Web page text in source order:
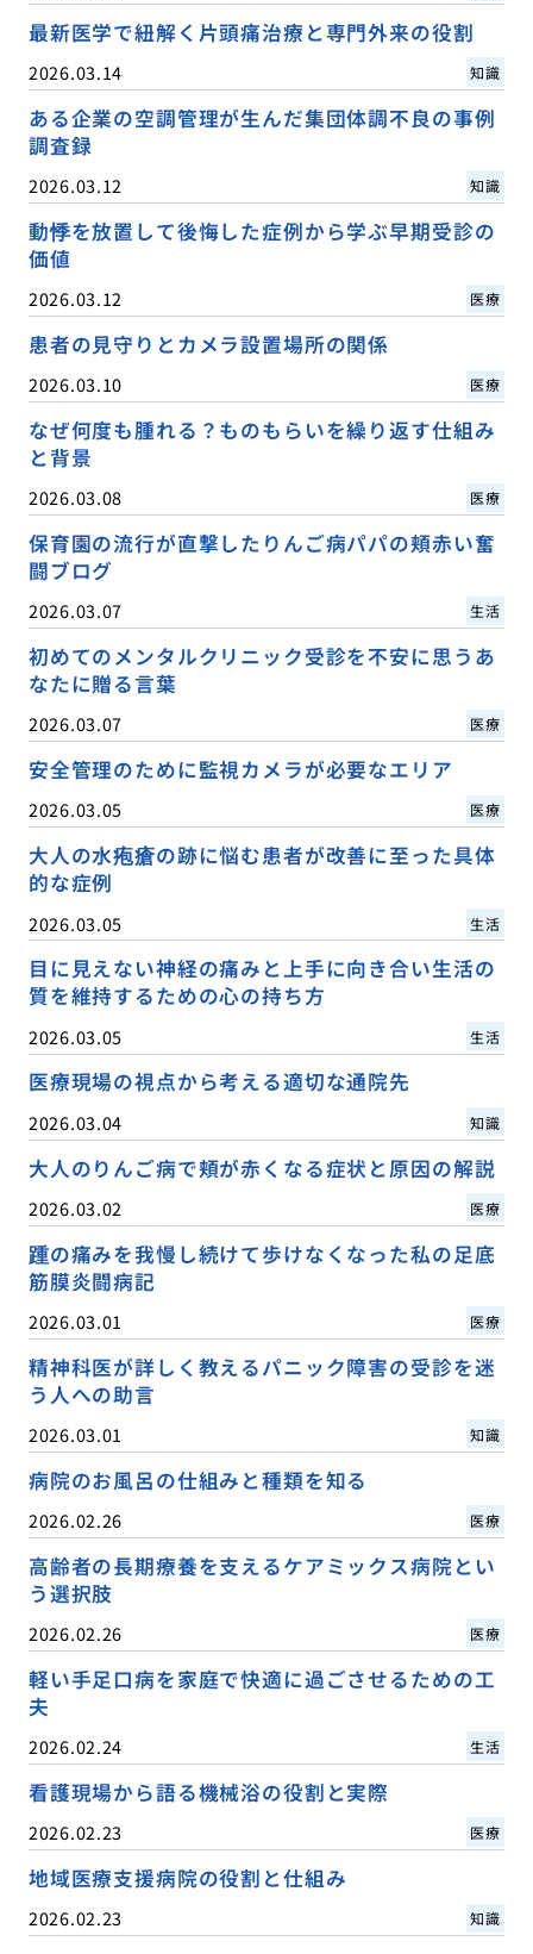
最新医学で紐解く片頭痛治療と専門外来の役割
2026.03.14 知識
ある企業の空調管理が生んだ集団体調不良の事例
調査録
2026.03.12 知識
動悸を放置して後悔した症例から学ぶ早期受診の
価値
2026.03.12 医療
患者の見守りとカメラ設置場所の関係
2026.03.10 医療
なぜ何度も腫れる？ものもらいを繰り返す仕組み
と背景
2026.03.08 医療
保育園の流行が直撃したりんご病パパの頬赤い奮
闘ブログ
2026.03.07 生活
初めてのメンタルクリニック受診を不安に思うあ
なたに贈る言葉
2026.03.07 医療
安全管理のために監視カメラが必要なエリア
2026.03.05 医療
大人の水疱瘡の跡に悩む患者が改善に至った具体
的な症例
2026.03.05 生活
目に見えない神経の痛みと上手に向き合い生活の
質を維持するための心の持ち方
2026.03.05 生活
医療現場の視点から考える適切な通院先
2026.03.04 知識
大人のりんご病で頬が赤くなる症状と原因の解説
2026.03.02 医療
踵の痛みを我慢し続けて歩けなくなった私の足底
筋膜炎闘病記
2026.03.01 医療
精神科医が詳しく教えるパニック障害の受診を迷
う人への助言
2026.03.01 知識
病院のお風呂の仕組みと種類を知る
2026.02.26 医療
高齢者の長期療養を支えるケアミックス病院とい
う選択肢
2026.02.26 医療
軽い手足口病を家庭で快適に過ごさせるための工
夫
2026.02.24 生活
看護現場から語る機械浴の役割と実際
2026.02.23 医療
地域医療支援病院の役割と仕組み
2026.02.23 知識